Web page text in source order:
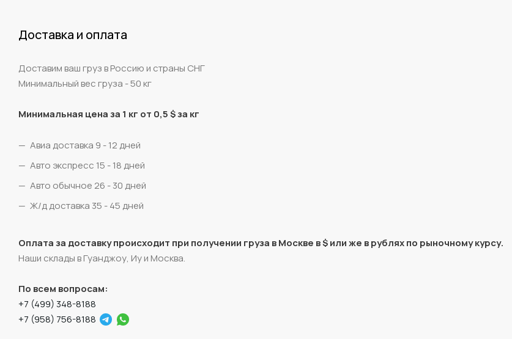
Доставка и оплата
Доставим ваш груз в Россию и страны СНГ
Минимальный вес груза - 50 кг
Минимальная цена за 1 кг от 0,5 $ за кг
Авиа доставка 9 - 12 дней
Авто экспресс 15 - 18 дней
Авто обычное 26 - 30 дней
Ж/д доставка 35 - 45 дней
Оплата за доставку происходит при получении груза в Москве в $ или же в рублях по рыночному курсу.
Наши склады в Гуанджоу, Иу и Москва.
По всем вопросам:
+7 (499) 348-8188
+7 (958) 756-8188